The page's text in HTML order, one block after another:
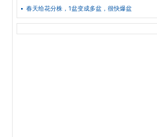
春天给花分株，1盆变成多盆，很快爆盆